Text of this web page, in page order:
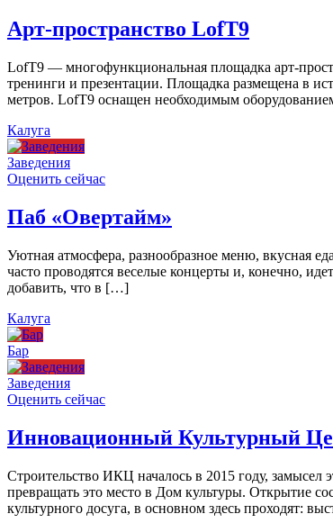
Арт-пространство LofT9
LofT9 — многофункциональная площадка арт-
тренинги и презентации. Площадка размещена в
метров. LofT9 оснащен необходимым
Калуга
Заведения
Оценить сейчас
Паб «Овертайм»
Уютная атмосфера, разнообразное меню, вкусная
часто проводятся веселые концерты и, конечно,
добавить, что в […]
Калуга
Бар
Заведения
Оценить сейчас
Инновационный Культурный
Строительство ИКЦ началось в 2015 году, замысел
превращать это место в Дом культуры. Открытие
культурного досуга, в основном здесь проходят: